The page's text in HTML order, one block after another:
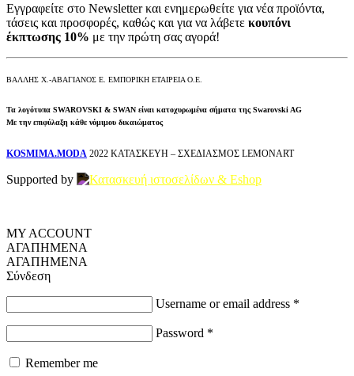
Εγγραφείτε στο Newsletter και ενημερωθείτε για νέα προϊόντα,
τάσεις και προσφορές, καθώς και για να λάβετε κουπόνι
έκπτωσης 10% με την πρώτη σας αγορά!
ΒΑΛΛΗΣ Χ.-ΑΒΑΓΙΑΝΟΣ Ε. ΕΜΠΟΡΙΚΗ ΕΤΑΙΡΕΙΑ Ο.Ε.
Τα λογότυπα SWAROVSKI & SWAN είναι κατοχυρωμένα σήματα της Swarovski AG
Με την επιφύλαξη κάθε νόμιμου δικαιώματος
KOSMIMA.MODA 2022 ΚΑΤΑΣΚΕΥΗ – ΣΧΕΔΙΑΣΜΟΣ LEMONART
Supported by
MY ACCOUNT
ΑΓΑΠΗΜΕΝΑ
ΑΓΑΠΗΜΕΝΑ
Σύνδεση
Username or email address *
Password *
Remember me